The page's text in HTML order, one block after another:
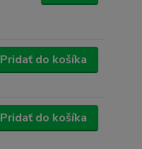
Pridať do košíka
Pridať do košíka